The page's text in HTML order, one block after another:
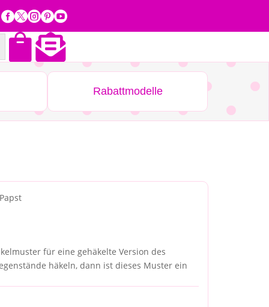


Rabattmodelle
für eine gehäkelte Version des
häkeln, dann ist dieses Muster ein